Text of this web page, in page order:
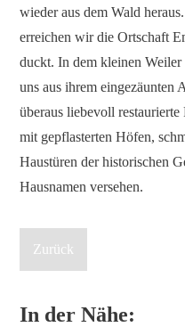
wieder aus dem Wald
erreichen wir die Ortschaft
duckt. In dem kleinen
uns aus ihrem eingezäunten
überaus liebevoll
mit gepflasterten Höfen,
Haustüren der historischen
Hausnamen versehen.
Zurück
In der Nähe: